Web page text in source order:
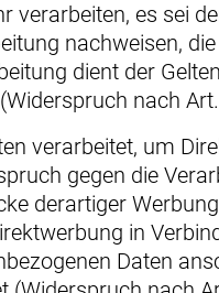
verarbeiten, es sei
nachweisen,
dient der
nach
verarbeitet, um
gegen die
derartiger
in
Daten